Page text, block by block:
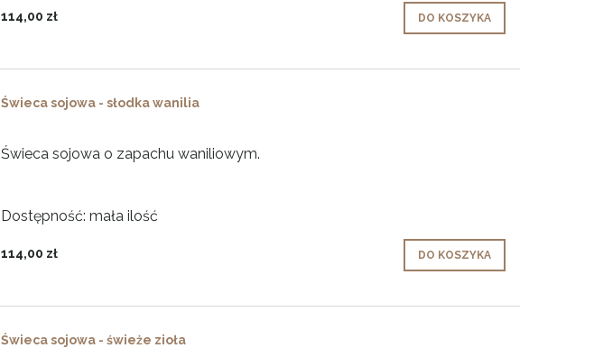
114,00 zł DO KOSZYKA
Świeca sojowa - słodka wanilia
Świeca sojowa o zapachu waniliowym.
Dostępność: mała ilość
114,00 zł DO KOSZYKA
Świeca sojowa - świeże zioła